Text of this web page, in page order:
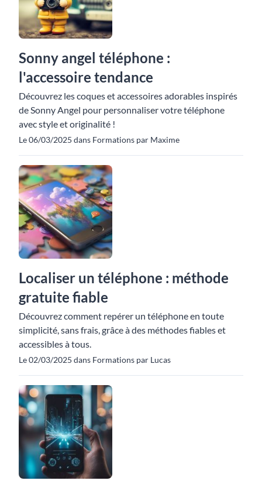
Sonny angel téléphone :
l'accessoire tendance
Découvrez les coques et accessoires adorables inspirés
de Sonny Angel pour personnaliser votre téléphone
avec style et originalité !
Le 06/03/2025 dans Formations par Maxime
Localiser un téléphone : méthode
gratuite fiable
Découvrez comment repérer un téléphone en toute
simplicité, sans frais, grâce à des méthodes fiables et
accessibles à tous.
Le 02/03/2025 dans Formations par Lucas